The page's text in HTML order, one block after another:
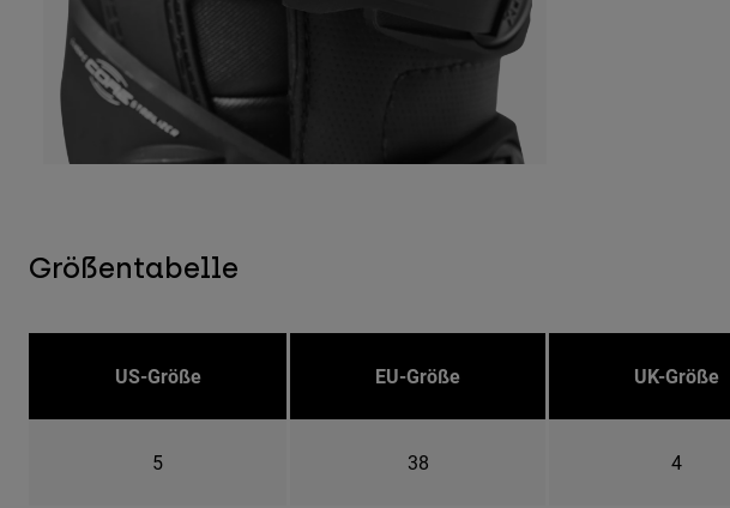
Größentabelle
US-Größe EU-Größe UK-Größe
5 38 4